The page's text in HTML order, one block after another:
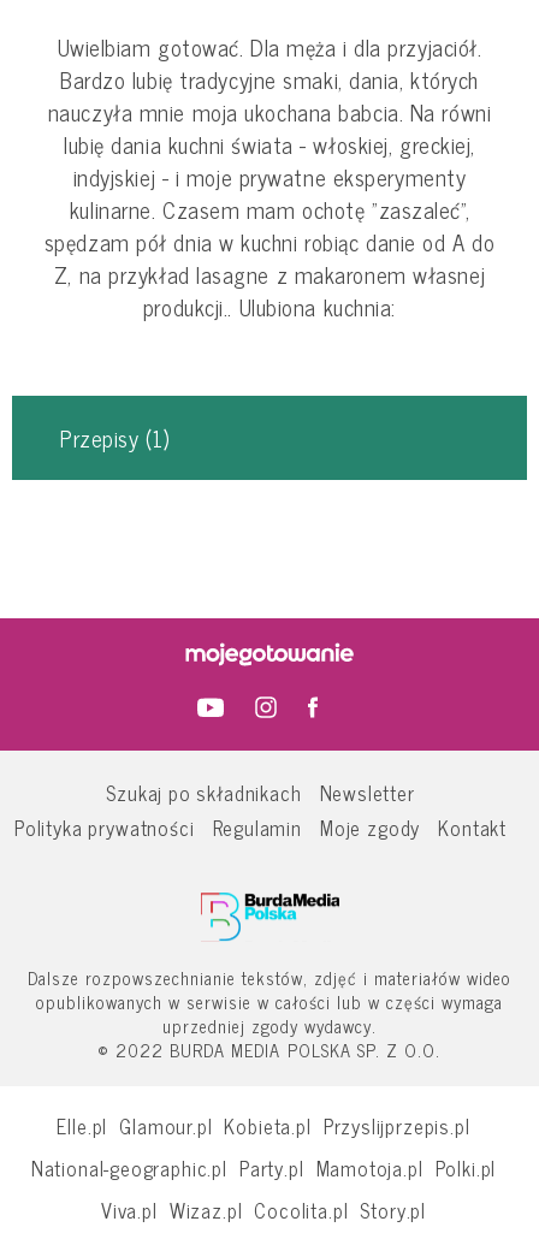
Uwielbiam gotować. Dla męża i dla przyjaciół.
Bardzo lubię tradycyjne smaki, dania, których
nauczyła mnie moja ukochana babcia. Na równi
lubię dania kuchni świata - włoskiej, greckiej,
indyjskiej - i moje prywatne eksperymenty
kulinarne. Czasem mam ochotę "zaszaleć",
spędzam pół dnia w kuchni robiąc danie od A do
Z, na przykład lasagne z makaronem własnej
produkcji.. Ulubiona kuchnia:
Przepisy (1)
Szukaj po składnikach
Newsletter
Polityka prywatności
Regulamin Moje zgody Kontakt
Dalsze rozpowszechnianie tekstów, zdjęć i materiałów wideo
opublikowanych w serwisie w całości lub w części wymaga
uprzedniej zgody wydawcy.
© 2022 BURDA MEDIA POLSKA SP. Z O.O.
Elle.pl Glamour.pl Kobieta.pl Przyslijprzepis.pl
National-geographic.pl Party.pl Mamotoja.pl Polki.pl
Viva.pl Wizaz.pl Cocolita.pl Story.pl